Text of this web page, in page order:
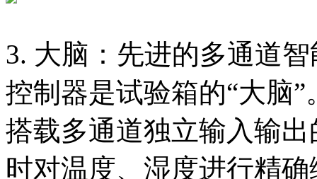
3. 大脑：先进的多通道
控制器是试验箱的“大脑
搭载多通道独立输入输
时对温度、湿度进行精